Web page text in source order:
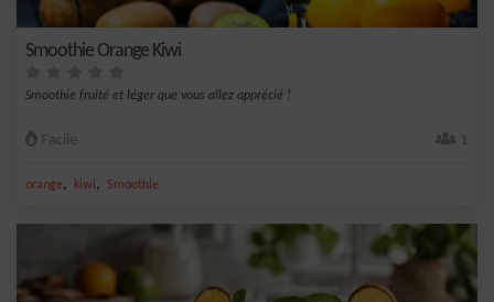
Smoothie Orange Kiwi
Smoothie fruité et léger que vous allez apprécié !
Facile 1
orange, kiwi, Smoothie